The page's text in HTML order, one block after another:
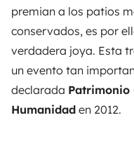
premian a los patios
conservados, es por
verdadera joya. Esta
un evento tan
declarada
Humanidad en 2012.